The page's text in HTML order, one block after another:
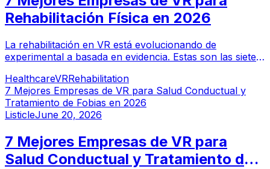
Rehabilitación Física en 2026
La rehabilitación en VR está evolucionando de
experimental a basada en evidencia. Estas son las siete
inmersiva en entornos clínicos en 2026.
HealthcareVRRehabilitation
7 Mejores Empresas de VR para Salud Conductual y
Tratamiento de Fobias en 2026
ListicleJune 20, 2026
7 Mejores Empresas de VR para
Salud Conductual y Tratamiento de